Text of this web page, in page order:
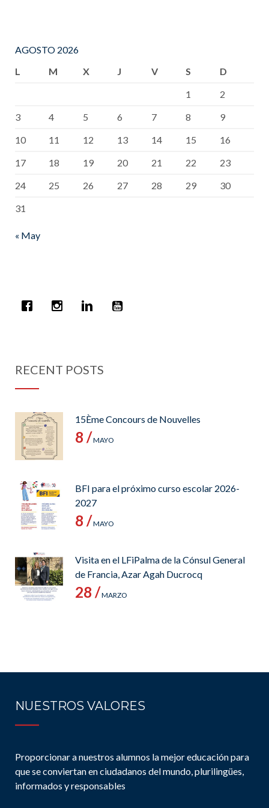
AGOSTO 2026
L
M X J V S
D
1
2
3
4 5 6 7 8
9
10
11 12 13 14 15
16
17
18 19 20 21 22
23
24
25 26 27 28 29
30
31
« May
RECENT POSTS
15Ème Concours de Nouvelles
8 /MAYO
BFI para el próximo curso escolar 2026-
2027
8 /MAYO
Visita en el LFiPalma de la Cónsul General
de Francia, Azar Agah Ducrocq
28 /MARZO
NUESTROS VALORES
Proporcionar a nuestros alumnos la mejor educación para
que se conviertan en ciudadanos del mundo, plurilingües,
informados y responsables